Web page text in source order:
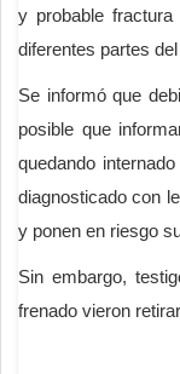
y probable
diferentes partes
Se informó que
posible que
quedando
diagnosticado con
y ponen en riesgo
Sin embargo,
frenado vieron